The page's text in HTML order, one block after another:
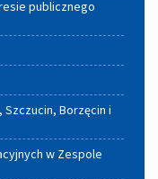
publicznego
Borzęcin i
w Zespole